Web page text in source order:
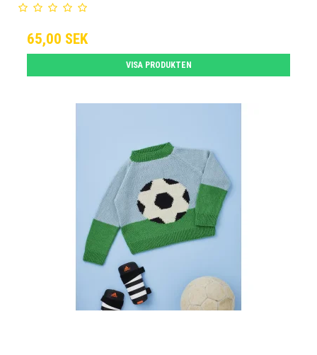
65,00 SEK
VISA PRODUKTEN